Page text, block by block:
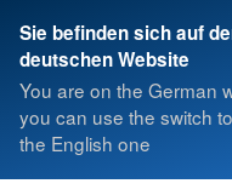
Sie befinden sich auf
deutschen Website
You are on the German
you can use the switch
the English one